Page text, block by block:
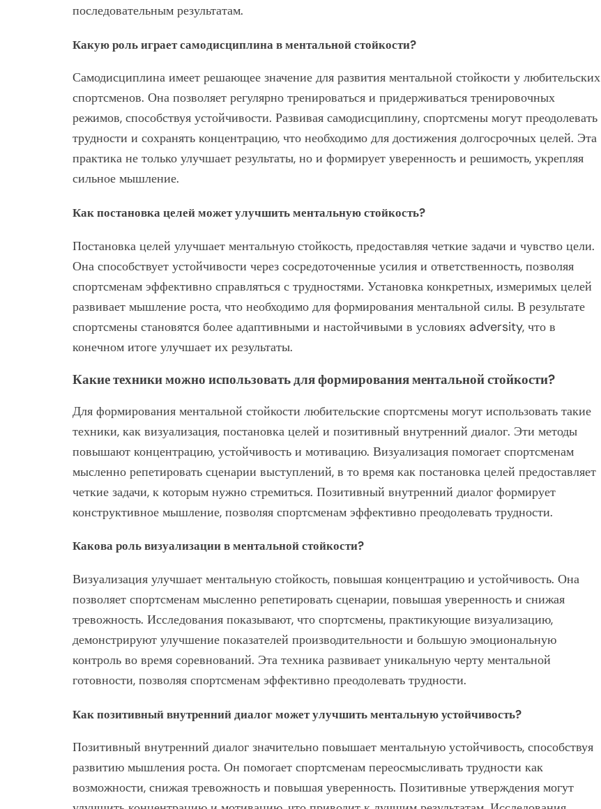
последовательным результатам.
Какую роль играет самодисциплина в ментальной стойкости?
Самодисциплина имеет решающее значение для развития ментальной стойкости у любительских
спортсменов. Она позволяет регулярно тренироваться и придерживаться тренировочных
режимов, способствуя устойчивости. Развивая самодисциплину, спортсмены могут преодолевать
трудности и сохранять концентрацию, что необходимо для достижения долгосрочных целей. Эта
практика не только улучшает результаты, но и формирует уверенность и решимость, укрепляя
сильное мышление.
Как постановка целей может улучшить ментальную стойкость?
Постановка целей улучшает ментальную стойкость, предоставляя четкие задачи и чувство цели.
Она способствует устойчивости через сосредоточенные усилия и ответственность, позволяя
спортсменам эффективно справляться с трудностями. Установка конкретных, измеримых целей
развивает мышление роста, что необходимо для формирования ментальной силы. В результате
спортсмены становятся более адаптивными и настойчивыми в условиях adversity, что в
конечном итоге улучшает их результаты.
Какие техники можно использовать для формирования ментальной стойкости?
Для формирования ментальной стойкости любительские спортсмены могут использовать такие
техники, как визуализация, постановка целей и позитивный внутренний диалог. Эти методы
повышают концентрацию, устойчивость и мотивацию. Визуализация помогает спортсменам
мысленно репетировать сценарии выступлений, в то время как постановка целей предоставляет
четкие задачи, к которым нужно стремиться. Позитивный внутренний диалог формирует
конструктивное мышление, позволяя спортсменам эффективно преодолевать трудности.
Какова роль визуализации в ментальной стойкости?
Визуализация улучшает ментальную стойкость, повышая концентрацию и устойчивость. Она
позволяет спортсменам мысленно репетировать сценарии, повышая уверенность и снижая
тревожность. Исследования показывают, что спортсмены, практикующие визуализацию,
демонстрируют улучшение показателей производительности и большую эмоциональную
контроль во время соревнований. Эта техника развивает уникальную черту ментальной
готовности, позволяя спортсменам эффективно преодолевать трудности.
Как позитивный внутренний диалог может улучшить ментальную устойчивость?
Позитивный внутренний диалог значительно повышает ментальную устойчивость, способствуя
развитию мышления роста. Он помогает спортсменам переосмысливать трудности как
возможности, снижая тревожность и повышая уверенность. Позитивные утверждения могут